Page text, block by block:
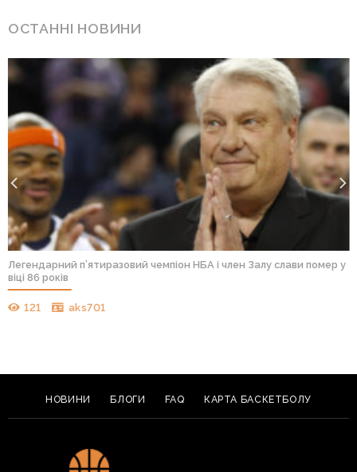
ОСТАННІ НОВИНИ
Легендарний п’ятиразовий чемпіон НБА і член Залу слави помер у
віці 86 років
121 aks701
НОВИНИ БЛОГИ FAQ КАРТА БАСКЕТБОЛУ